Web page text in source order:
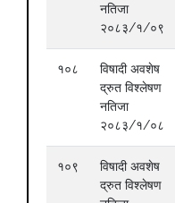
नतिजा
२०८३/१/०९
१०८
विषादी अवशेष
द्रुत विश्लेषण
नतिजा
२०८३/१/०८
१०९
विषादी अवशेष
द्रुत विश्लेषण